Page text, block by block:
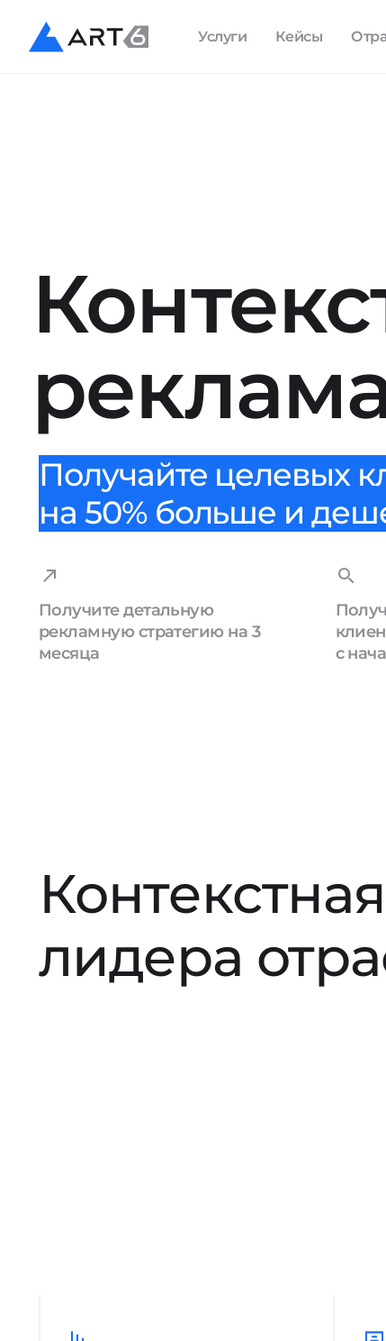
Услуги Кейсы
Получайте целевых
на 50% больше и
Получите детальную
рекламную стратегию на 3
месяца
с
лидера